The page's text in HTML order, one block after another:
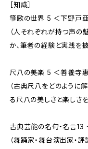
［知識］
箏歌の世界 5 ＜下野戸
（人それぞれが持つ声の
か、筆者の経験と実践を披
尺八の美楽 5 ＜善養寺
（古典尺八をどのように
る尺八の美しさと楽しさを
古典芸能の名句・名言
（舞踊家・舞台演出家・